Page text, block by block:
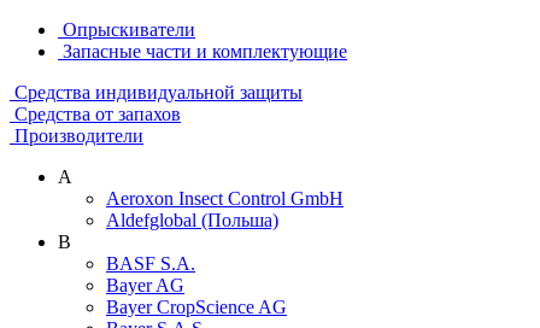
Опрыскиватели
Запасные части и комплектующие
Средства индивидуальной защиты
Средства от запахов
Производители
A
Aeroxon Insect Control GmbH
Aldefglobal (Польша)
B
BASF S.A.
Bayer AG
Bayer CropScience AG